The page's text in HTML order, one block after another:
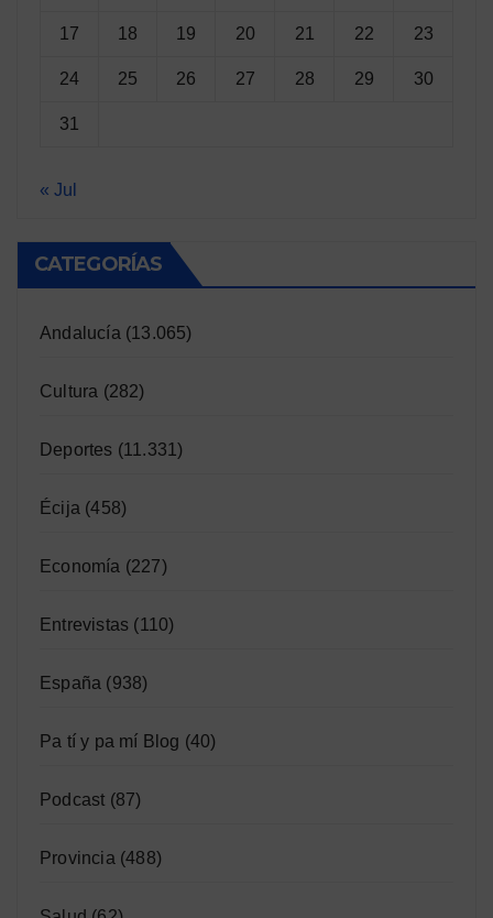
17 18 19 20 21 22 23
24 25 26 27 28 29 30
31
« Jul
CATEGORÍAS
Andalucía (13.065)
Cultura (282)
Deportes (11.331)
Écija (458)
Economía (227)
Entrevistas (110)
España (938)
Pa tí y pa mí Blog (40)
Podcast (87)
Provincia (488)